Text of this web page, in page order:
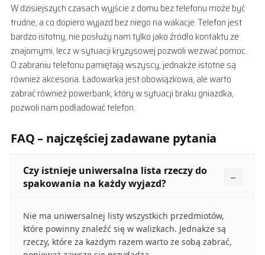
W dzisiejszych czasach wyjście z domu bez telefonu może być
trudne, a co dopiero wyjazd bez niego na wakacje. Telefon jest
bardzo istotny, nie posłuży nam tylko jako źródło kontaktu ze
znajomymi, lecz w sytuacji kryzysowej pozwoli wezwać pomoc.
O zabraniu telefonu pamiętają wszyscy, jednakże istotne są
również akcesoria. Ładowarka jest obowiązkowa, ale warto
zabrać również powerbank, który w sytuacji braku gniazdka,
pozwoli nam podładować telefon.
FAQ – najczęściej zadawane pytania
Czy istnieje uniwersalna lista rzeczy do
spakowania na każdy wyjazd?
Nie ma uniwersalnej listy wszystkich przedmiotów,
które powinny znaleźć się w walizkach. Jednakże są
rzeczy, które za każdym razem warto ze sobą zabrać,